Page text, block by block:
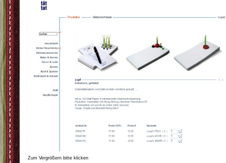
Zum Vergrößern bitte klicken